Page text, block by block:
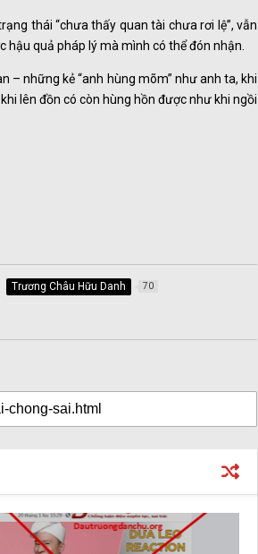
thái “chưa thấy quan tài chưa rơi lệ”, vẫn
quả pháp lý mà mình có thể đón nhận.
– những kẻ “anh hùng mõm” như anh ta, khi
lên đồn có còn hùng hồn được như khi ngồi
Trương Châu Hữu Danh 70